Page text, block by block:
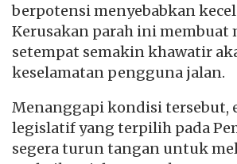
berpotensi menyebabkan
Kerusakan parah ini membuat
setempat semakin khawatir
keselamatan pengguna jalan.
Menanggapi kondisi tersebut,
legislatif yang terpilih pada
segera turun tangan untuk